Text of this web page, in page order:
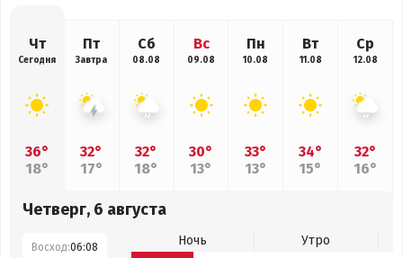
Чт
Сегодня
36°
18°
Пт
Завтра
32°
17°
Сб
08.08
32°
18°
Вс
09.08
30°
13°
Пн
10.08
33°
13°
Вт
11.08
34°
15°
Ср
12.08
32°
16°
Четверг, 6 августа
Восход:06:08 Ночь
Утро